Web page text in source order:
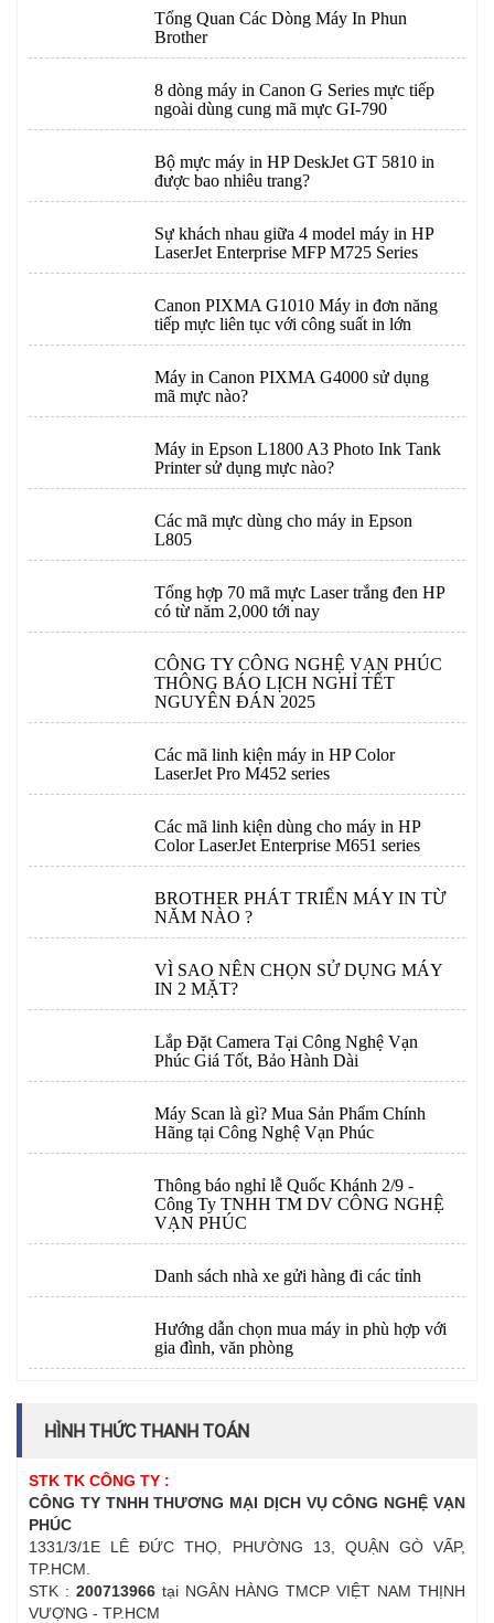
Tổng Quan Các Dòng Máy In Phun
Brother
8 dòng máy in Canon G Series mực tiếp
ngoài dùng cung mã mực GI-790
Bộ mực máy in HP DeskJet GT 5810 in
được bao nhiêu trang?
Sự khách nhau giữa 4 model máy in HP
LaserJet Enterprise MFP M725 Series
Canon PIXMA G1010 Máy in đơn năng
tiếp mực liên tục với công suất in lớn
Máy in Canon PIXMA G4000 sử dụng
mã mực nào?
Máy in Epson L1800 A3 Photo Ink Tank
Printer sử dụng mực nào?
Các mã mực dùng cho máy in Epson
L805
Tổng hợp 70 mã mực Laser trắng đen HP
có từ năm 2,000 tới nay
CÔNG TY CÔNG NGHỆ VẠN PHÚC
THÔNG BÁO LỊCH NGHỈ TẾT
NGUYÊN ĐÁN 2025
Các mã linh kiện máy in HP Color
LaserJet Pro M452 series
Các mã linh kiện dùng cho máy in HP
Color LaserJet Enterprise M651 series
BROTHER PHÁT TRIỂN MÁY IN TỪ
NĂM NÀO ?
VÌ SAO NÊN CHỌN SỬ DỤNG MÁY
IN 2 MẶT?
Lắp Đặt Camera Tại Công Nghệ Vạn
Phúc Giá Tốt, Bảo Hành Dài
Máy Scan là gì? Mua Sản Phẩm Chính
Hãng tại Công Nghệ Vạn Phúc
Thông báo nghỉ lễ Quốc Khánh 2/9 -
Công Ty TNHH TM DV CÔNG NGHỆ
VẠN PHÚC
Danh sách nhà xe gửi hàng đi các tỉnh
Hướng dẫn chọn mua máy in phù hợp với
gia đình, văn phòng
HÌNH THỨC THANH TOÁN
STK TK CÔNG TY :
CÔNG TY TNHH THƯƠNG MẠI DỊCH VỤ CÔNG NGHỆ VẠN
PHÚC
1331/3/1E LÊ ĐỨC THỌ, PHƯỜNG 13, QUẬN GÒ VẤP,
TP.HCM.
STK : 200713966tại NGÂN HÀNG TMCP VIỆT NAM THỊNH
VƯỢNG - TP.HCM